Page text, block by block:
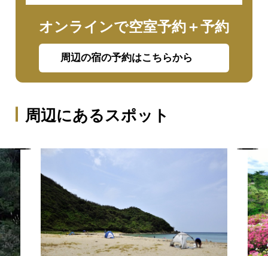
オンラインで空室予約＋予約
周辺の宿の予約はこちらから
周辺にあるスポット